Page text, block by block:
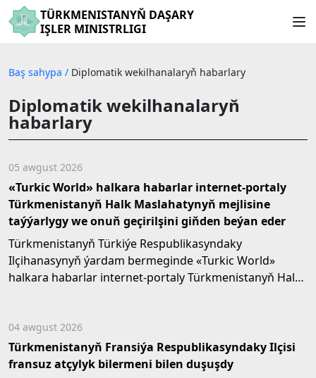
TÜRKMENISTANYŇ DAŞARY
IŞLER MINISTRLIGI
Baş sahypa / Diplomatik wekilhanalaryň habarlary
Diplomatik wekilhanalaryň
habarlary
05 awgust 2026
«Turkic World» halkara habarlar internet-portaly
Türkmenistanyň Halk Maslahatynyň mejlisine
taýýarlygy we onuň geçirilşini giňden beýan eder
Türkmenistanyň Türkiýe Respublikasyndaky
Ilçihanasynyň ýardam bermeginde «Turkic World»
halkara habarlar internet-portaly Türkmenistanyň Halk
04 awgust 2026
Türkmenistanyň Fransiýa Respublikasyndaky Ilçisi
fransuz atçylyk bilermeni bilen duşuşdy